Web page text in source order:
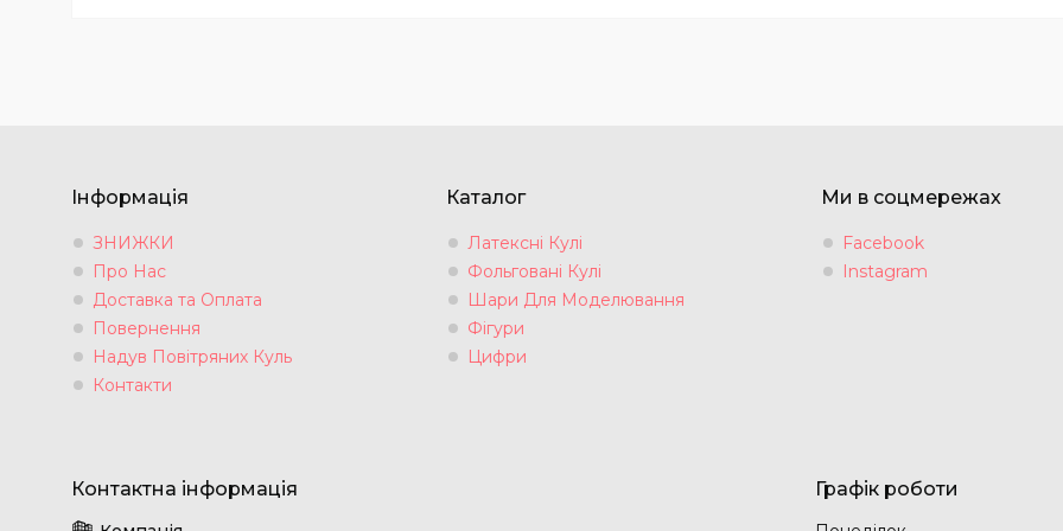
Інформація
ЗНИЖКИ
Про Нас
Доставка та Оплата
Повернення
Надув Повітряних Куль
Контакти
Каталог
Латексні Кулі
Фольговані Кулі
Шари Для Моделювання
Фігури
Цифри
Ми в соцмережах
Facebook
Instagram
Графік роботи